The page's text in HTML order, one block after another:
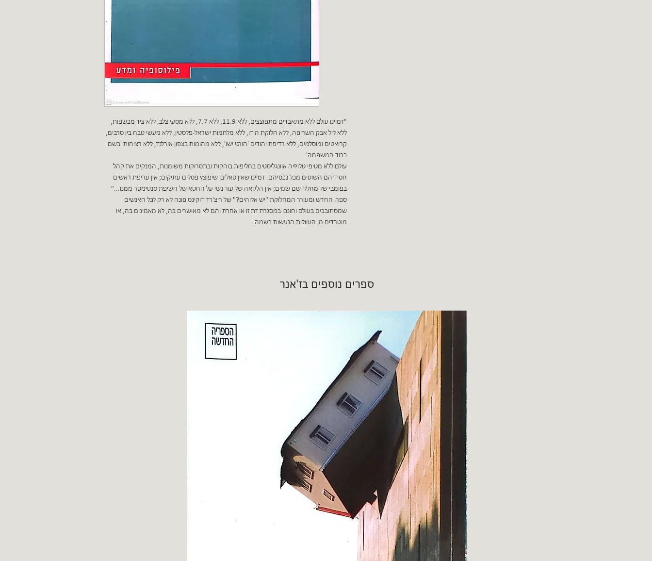
"דמיינו עולם ללא מתאבדים מתפוצצים, ללא 11.9, ללא 7.7, ללא מסעי צלב, ללא ציד מכשפות,
ללא ליל אבק השריפה, ללא חלוקת הודו, ללא מלחמות ישראל-פלסטין, ללא מעשי טבח בין סרבים,
קרואטים ומוסלמים, ללא רדיפת יהודים 'הורגי ישו', ללא מהומות בצפון אירלנד, ללא רציחות 'בשם
כבוד המשפחה'.
עולם ללא מטיפי טלויזיה אוונגליסטים בחליפות בוהקות ובתסרוקות משומנות, המנקים את קהל
חסידיהם השוטים מכל נכסיהם. דמיינו שאין טאליבן שיפוצץ פסלים עתיקים; אין עריפת ראשים
בפומבי של מחללי שם שמים; אין הלקאה של עור נשי על החטא של חשיפת סנטימטר ממנו..."
ספרו החדש ומעורר המחלוקת "יש אלוהים?" של ריצ'רד דוקינס פונה לא רק לכל האנשים
שמסתובבים בעולם וחונכו במסגרת דת זו או אחרת והם לא מאושרים בה, לא מאמינים בה, או
מוטרדים מן העוולות הנעשות בשמה.
ספרים נוספים בז'אנר